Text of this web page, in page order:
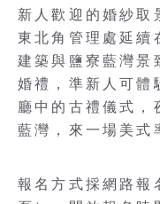
新人歡迎的婚紗取
東北角管理處延續
建築與鹽寮藍灣景
婚禮，準新人可體
廳中的古禮儀式，
藍灣，來一場美式
報名方式採網路報